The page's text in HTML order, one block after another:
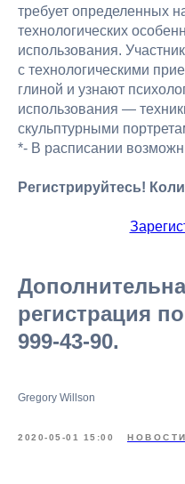
требует определенных
технологических
использования.
с технологическими
глиной и узнают
использования —
скульптурными
*- В расписании
Регистрируйтесь!
регистрация
999-43-90.
Gregory Willson
2020-05-01 15:00